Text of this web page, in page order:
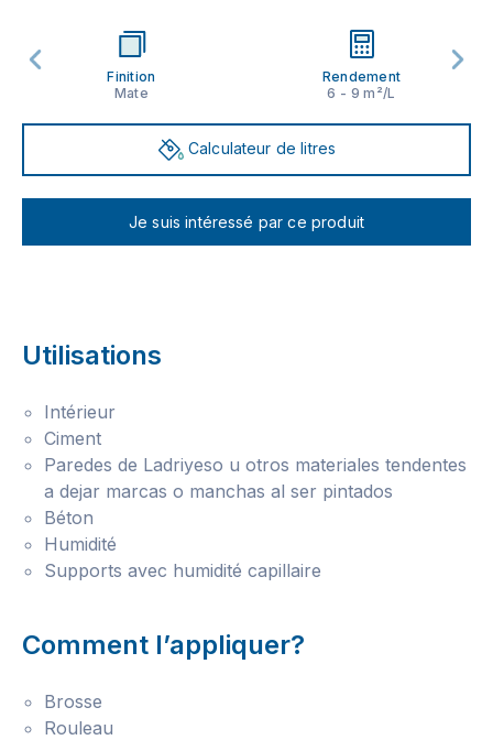
Finition
Mate
Rendement
6 - 9 m²/L
Calculateur de litres
Je suis intéressé par ce produit
Utilisations
Intérieur
Ciment
Paredes de Ladriyeso u otros materiales tendentes
a dejar marcas o manchas al ser pintados
Béton
Humidité
Supports avec humidité capillaire
Comment l’appliquer?
Brosse
Rouleau